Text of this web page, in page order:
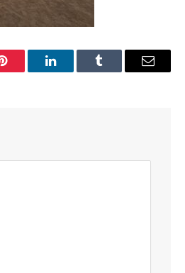
Pinterest LinkedInTumblr Email